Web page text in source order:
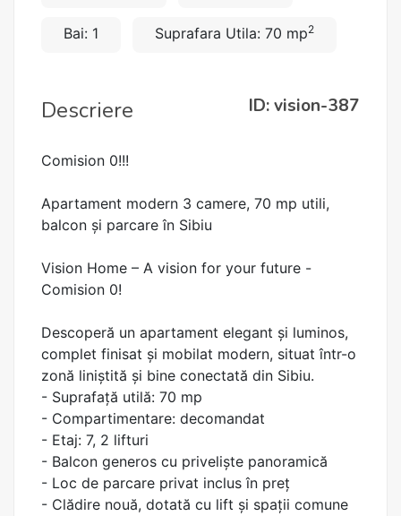
Bai: 1 Suprafara Utila: 70 mp2
Descriere ID: vision-387
Comision 0!!!
Apartament modern 3 camere, 70 mp utili,
balcon și parcare în Sibiu
Vision Home – A vision for your future -
Comision 0!
Descoperă un apartament elegant și luminos,
complet finisat și mobilat modern, situat într-o
zonă liniștită și bine conectată din Sibiu.
- Suprafață utilă: 70 mp
- Compartimentare: decomandat
- Etaj: 7, 2 lifturi
- Balcon generos cu priveliște panoramică
- Loc de parcare privat inclus în preț
- Clădire nouă, dotată cu lift și spații comune